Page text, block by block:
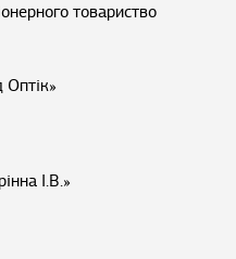
товариство
Оптік»
І.В.»